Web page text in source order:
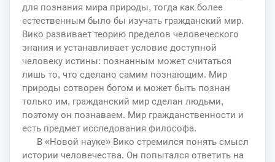
для познания мира природы, тогда как более
естественным было бы изучать гражданский мир.
Вико развивает теорию пределов человеческого
знания и устанавливает условие доступной
человеку истины: познанным может считаться
лишь то, что сделано самим познающим. Мир
природы сотворен богом и может быть познан
только им, гражданский мир сделан людьми,
поэтому он познаваем. Мир гражданственности и
есть предмет исследования философа.
В «Новой науке» Вико стремился понять смысл
истории человечества. Он попытался ответить на